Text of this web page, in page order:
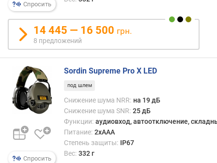
ч
)
Спросить
14 445 — 16 500 грн.
8 предложений
Спросить
Sordin Supreme Pro X LED
под шлем
Снижение шума NRR: на 19 дБ
Снижение шума SNR: 25 дБ
Функции: аудиовход, автоотключение,
Питание: 2xAAA
Степень защиты: IP67
Вес: 332 г